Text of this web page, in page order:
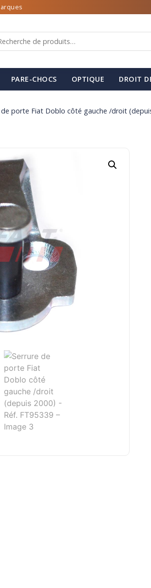
PARE-CHOCS OPTIQUE DROIT
porte Fiat Doblo côté gauche /droit